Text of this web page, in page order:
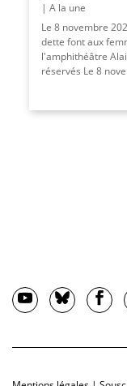
A la une
Le 8 novembre
dette font aux
l'amphithéâtre
réservés Le 8